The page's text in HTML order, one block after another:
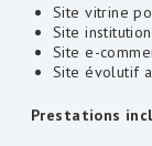
Site vitrine
Site
Site e-
Site évolutif
Prestations